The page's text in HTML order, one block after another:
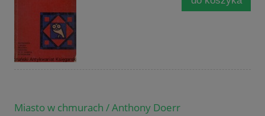
Miasto w chmurach / Anthony Doerr